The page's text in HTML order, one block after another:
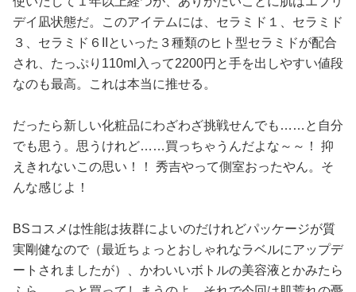
デイ凪状態だ。このアイテムには、セラミド１、セラミド
３、セラミド６IIといった３種類のヒト型セラミドが配合
され、たっぷり110ml入って2200円と手を出しやすい値段
なのも最高。これは本当に推せる。
だったら新しい化粧品にわざわざ挑戦せんでも……と自分
でも思う。思うけれど……買っちゃうんだよな～～！ 抑
えきれないこの思い！！ 秀吉やって側室おったやん。そ
んな感じよ！
BSコスメは性能は抜群によいのだけれどパッケージが質
実剛健なので（最近ちょっとおしゃれなラベルにアップデ
ートされましたが）、かわいいボトルの美容液とかみたら